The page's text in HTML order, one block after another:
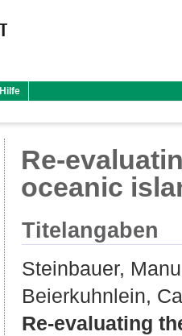
Hilfe
Re-
oceanic
Titelangaben
Steinbauer,
Beierkuhnlein,
Re-evaluating